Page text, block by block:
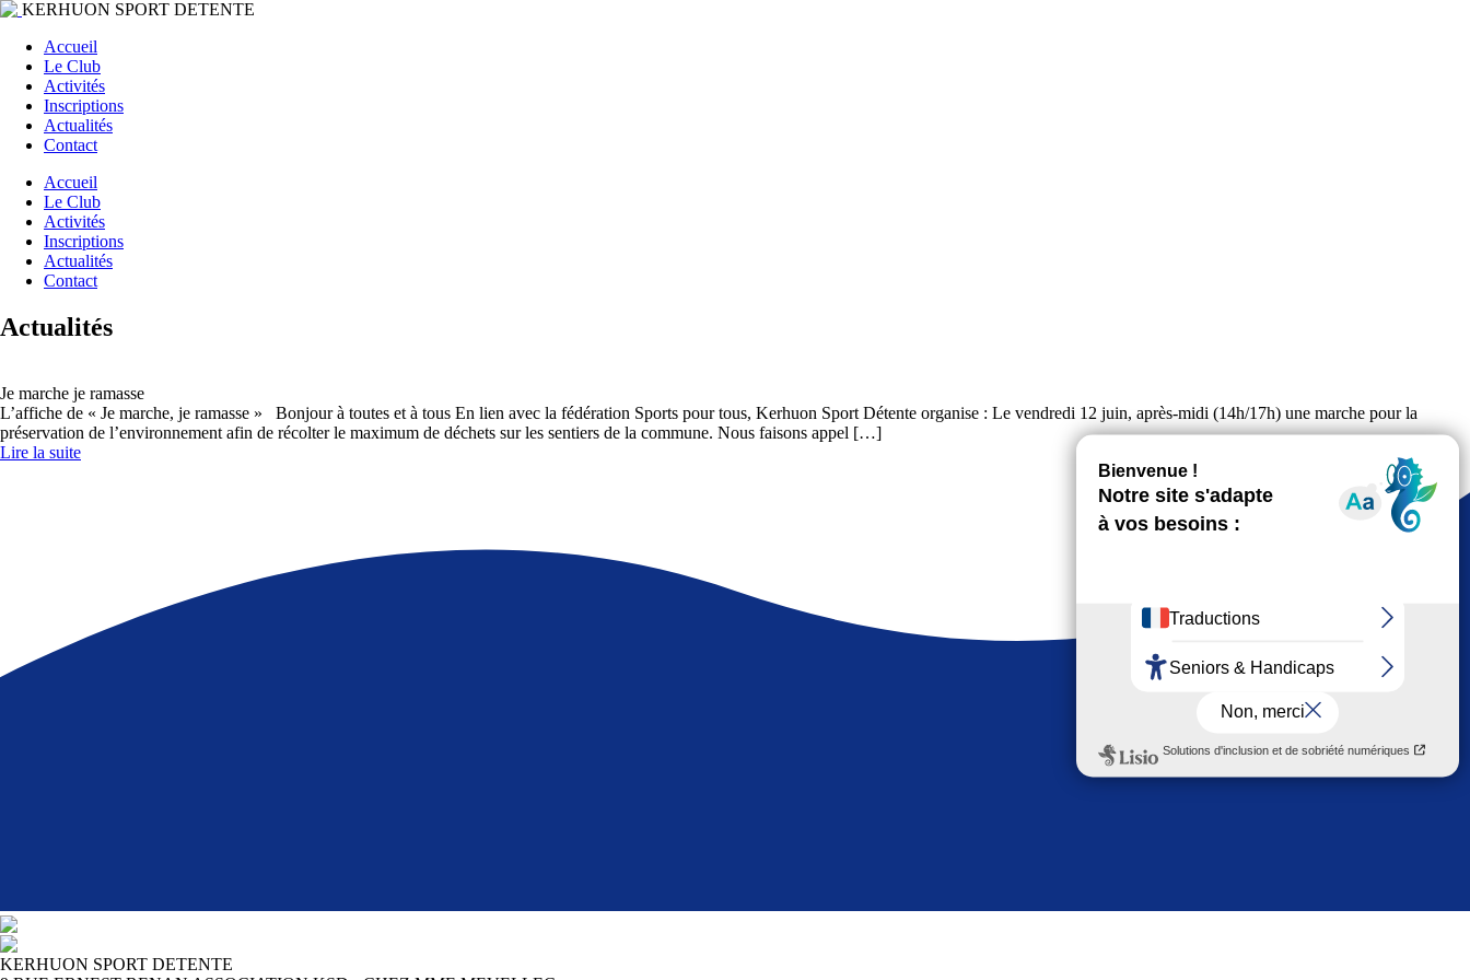
KERHUON SPORT DETENTE
Accueil
Le Club
Activités
Inscriptions
Actualités
Contact
Accueil
Le Club
Activités
Inscriptions
Actualités
Contact
Actualités
Je marche je ramasse
L’affiche de « Je marche, je ramasse » Bonjour à toutes et à tous En lien avec la fédération Sports pour tous, Kerhuon Sport Détente organise : Le vendredi 12 juin, après-midi (14h/17h) une marche pour la
préservation de l’environnement afin de récolter le maximum de déchets sur les sentiers de la commune. Nous faisons appel […]
Lire la suite
KERHUON SPORT DETENTE